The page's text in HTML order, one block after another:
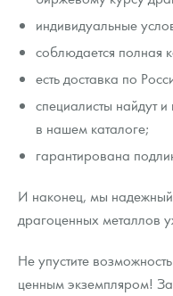
индивидуальные
соблюдается полная
есть доставка по
специалисты найдут
в нашем каталоге;
гарантирована
И наконец, мы
драгоценных металлов
Не упустите
ценным экземпляром!